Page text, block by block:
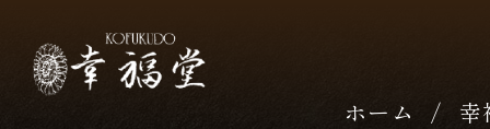
ホーム 幸